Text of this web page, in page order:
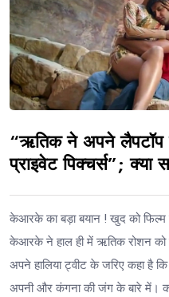
“ऋतिक ने अपने लैपटॉप
प्राइवेट पिक्चर्स”;
केआरके का बड़ा बयान ! खुद को फिल्म
केआरके ने हाल ही में ऋतिक रोशन
अपने हालिया ट्वीट के जरिए कहा है
अपनी और कंगना की जंग के बारे में।